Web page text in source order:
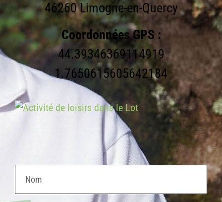
46260 Limogne-en-Quercy
Coordonnées GPS :
44.39346369114919
1.7650615605642184